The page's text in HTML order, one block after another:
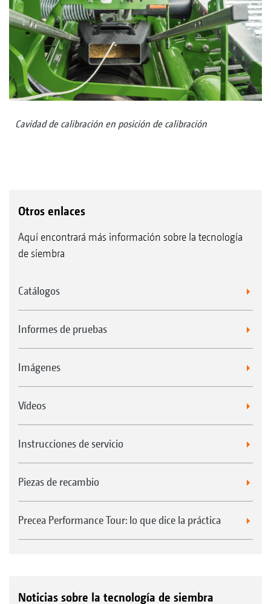
Cavidad de calibración en posición de calibración
Otros enlaces
Aquí encontrará más información sobre la tecnología
de siembra
Catálogos
Informes de pruebas
Imágenes
Vídeos
Instrucciones de servicio
Piezas de recambio
Precea Performance Tour: lo que dice la práctica
Noticias sobre la tecnología de siembra